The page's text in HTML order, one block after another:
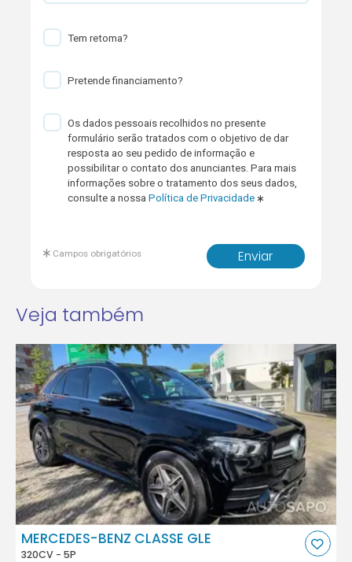
Tem retoma?
Pretende financiamento?
Os dados pessoais recolhidos no presente
formulário serão tratados com o objetivo de dar
resposta ao seu pedido de informação e
possibilitar o contato dos anunciantes. Para mais
informações sobre o tratamento dos seus dados,
consulte a nossaPolítica de Privacidade
Enviar
Campos obrigatórios
Veja também
MERCEDES-BENZ CLASSE GLE
320CV - 5P